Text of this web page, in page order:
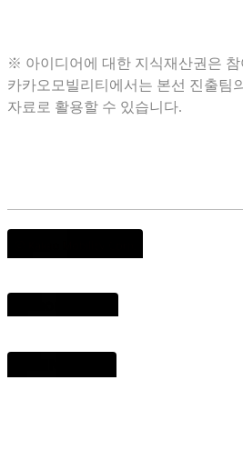
※ 아이디어에 대한 지식재산권은
카카오모빌리티에서는 본선 진출팀
자료로 활용할 수 있습니다.